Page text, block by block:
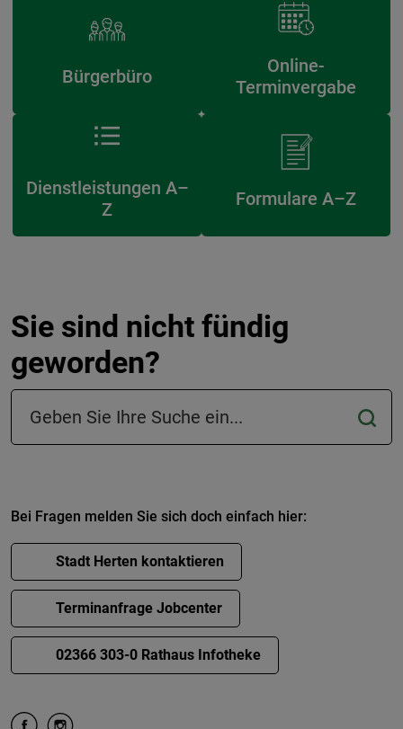
Bürgerbüro
Online-
Terminvergabe
Dienstleistungen A–
Z
Formulare A–Z
Sie sind nicht fündig
geworden?
Suchfeld in der Fußzeile
Bei Fragen melden Sie sich doch einfach hier:
Stadt Herten kontaktieren
Terminanfrage Jobcenter
02366 303-0 Rathaus Infotheke